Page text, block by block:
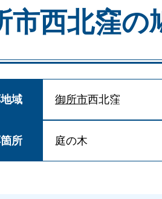
市西北窪の
域 御所市西北窪
所 庭の木